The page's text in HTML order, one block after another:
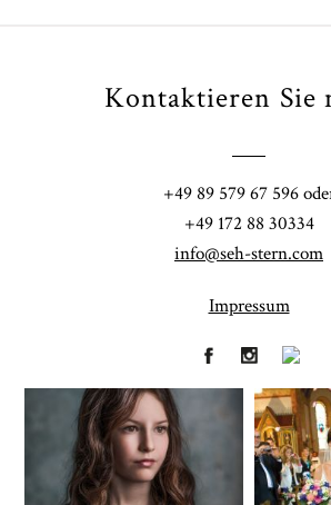
Kontaktieren Sie
+49 89 579 67 596
+49 172 88 30334
info@seh-stern.com
Impressum
Fineart